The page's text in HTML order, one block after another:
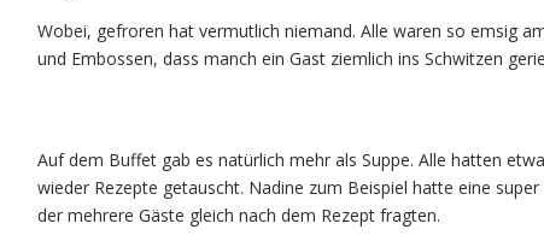
Wobei, gefroren hat vermutlich niemand. Alle waren so emsig
und Embossen, dass manch ein Gast ziemlich ins Schwitzen
Auf dem Buffet gab es natürlich mehr als Suppe. Alle hatten
wieder Rezepte getauscht. Nadine zum Beispiel hatte eine
der mehrere Gäste gleich nach dem Rezept fragten.